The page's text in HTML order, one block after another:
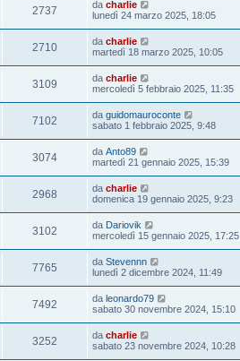
2737 da charlie
lunedì 24 marzo 2025, 18:05
2710 da charlie
martedì 18 marzo 2025, 10:05
3109 da charlie
mercoledì 5 febbraio 2025, 11:35
7102 da guidomauroconte
sabato 1 febbraio 2025, 9:48
3074 da Anto89
martedì 21 gennaio 2025, 15:39
2968 da charlie
domenica 19 gennaio 2025, 9:23
3102 da Dariovik
mercoledì 15 gennaio 2025, 17:25
7765 da Stevennn
lunedì 2 dicembre 2024, 11:49
7492 da leonardo79
sabato 30 novembre 2024, 15:10
3252 da charlie
sabato 23 novembre 2024, 10:28